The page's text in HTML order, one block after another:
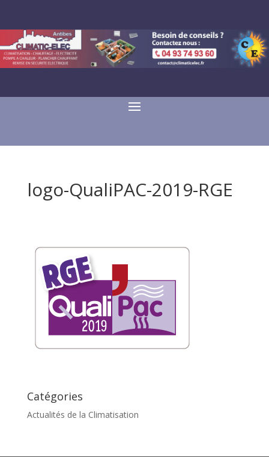
logo-QualiPAC-2019-RGE
Catégories
Actualités de la Climatisation